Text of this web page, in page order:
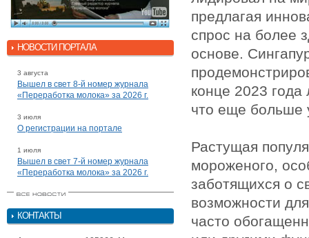
НОВОСТИ ПОРТАЛА
3 августа
Вышел в свет 8-й номер журнала
«Переработка молока» за 2026 г.
3 июля
О регистрации на портале
1 июля
Вышел в свет 7-й номер журнала
«Переработка молока» за 2026 г.
КОНТАКТЫ
предлагая
спрос на более
основе.
конце 2023 года
что еще больше
Растущая
мороженого,
заботящихся о
возможности
часто